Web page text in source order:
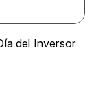
del Inversor